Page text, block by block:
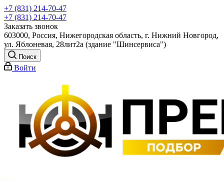
+7 (831) 214-70-47
+7 (831) 214-70-47
Заказать звонок
603000, Россия, Нижегородская область, г. Нижний Новгород,
ул. Яблоневая, 28лит2а (здание "Шинсервиса")
Поиск
Войти